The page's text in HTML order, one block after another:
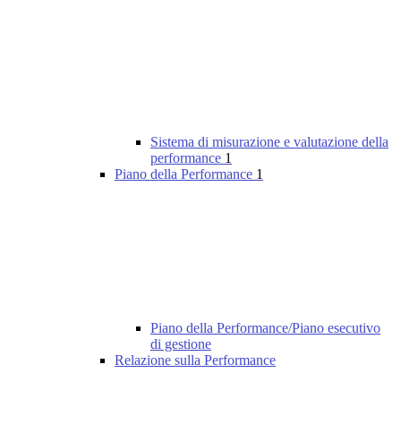
Sistema di misurazione e valutazione della
performance 1
Piano della Performance 1
Piano della Performance/Piano esecutivo
di gestione
Relazione sulla Performance